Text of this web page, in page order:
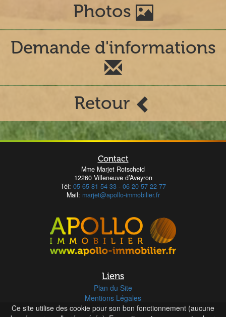
Ce site utilise des cookie pour son bon fonctionnement (aucune
Photos
Demande d'informations
Retour
Contact
Mme Marjet Rotscheid
12260 Villeneuve d’Aveyron
Tél: 05 65 81 54 33- 06 20 57 22 77
Mail: marjet@apollo-immobilier.fr
Liens
Plan du Site
Mentions Légales
Honoraires